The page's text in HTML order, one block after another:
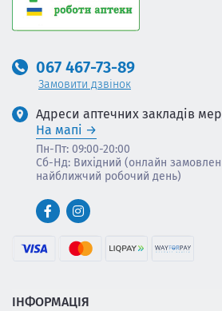
ІНФОРМАЦІЯ
067 467-73-89
Замовити дзвінок
Адреси аптечних закладів
На мапі
Пн-Пт: 09:00-20:00
Сб-Нд: Вихідний (онлайн
найближчий робочий день)